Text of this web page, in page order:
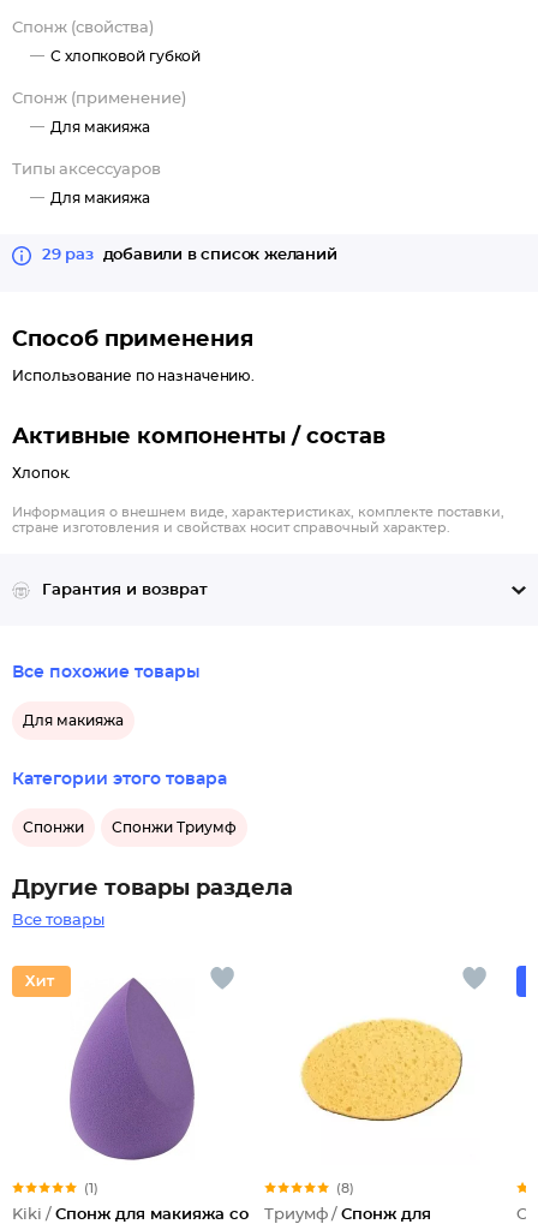
Спонж (свойства)
С хлопковой губкой
Спонж (применение)
Для макияжа
Типы аксессуаров
Для макияжа
29 раз добавили в список желаний
Способ применения
Использование по назначению.
Активные компоненты / состав
Хлопок.
Информация о внешнем виде, характеристиках, комплекте поставки,
стране изготовления и свойствах носит справочный характер.
Гарантия и возврат
Все похожие товары
Для макияжа
Категории этого товара
Спонжи Спонжи Триумф
Другие товары раздела
Все товары
(1)
Kiki / Спонж для макияжа со
(8)
Триумф / Спонж для